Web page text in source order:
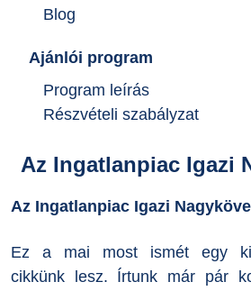
Blog
Ajánlói program
Program leírás
Részvételi szabályzat
Az Ingatlanpiac Igazi
Az Ingatlanpiac Igazi
Ez a mai most ismét egy
cikkünk lesz. Írtunk már pár